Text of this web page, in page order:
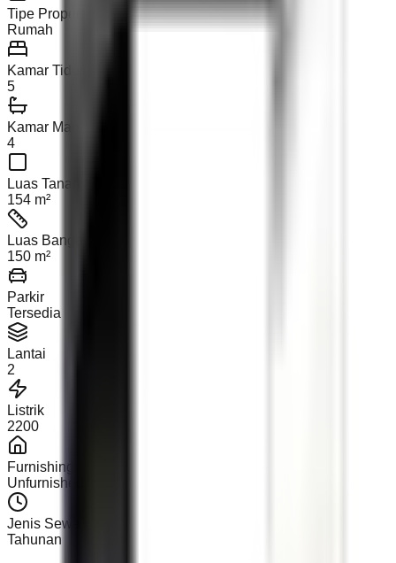
Tipe Properti
Rumah
Kamar Tidur
5
Kamar Mandi
4
Luas Tanah
154 m²
Luas Bangunan
150 m²
Parkir
Tersedia
Lantai
2
Listrik
2200
Furnishing
Unfurnished
Jenis Sewa
Tahunan